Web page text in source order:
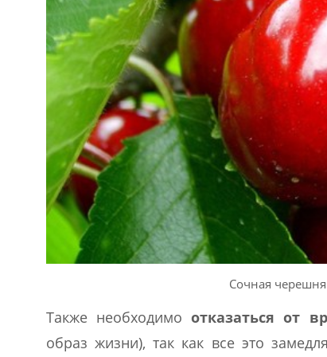
Сочная
Также необходимоотказаться от
образ жизни), так как все это